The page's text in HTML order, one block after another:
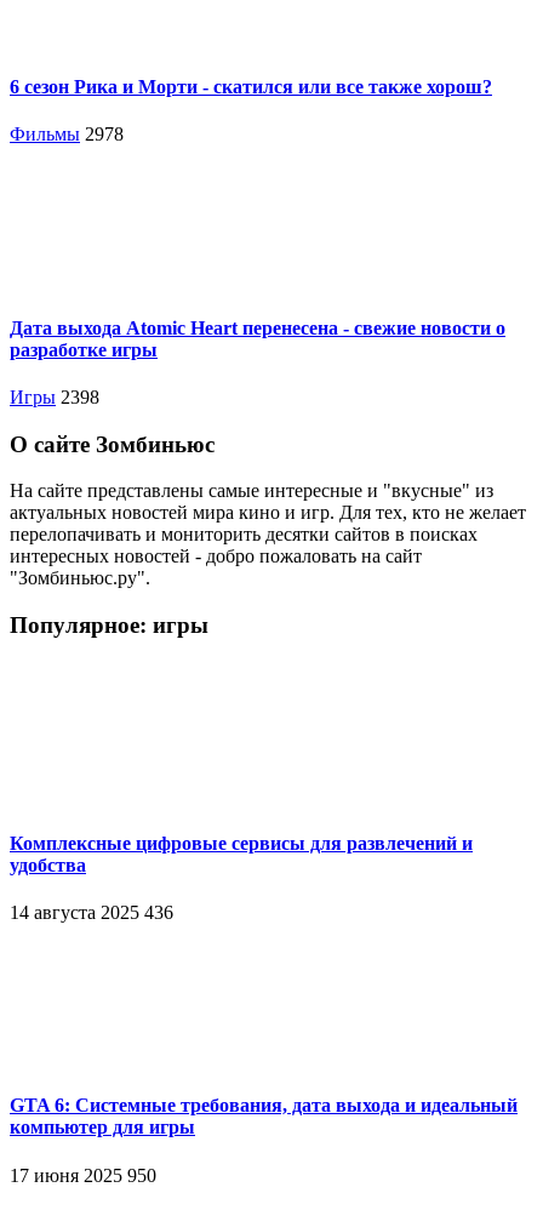
6 сезон Рика и Морти - скатился или все также хорош?
Фильмы 2978
Дата выхода Atomic Heart перенесена - свежие новости о
разработке игры
Игры 2398
О сайте Зомбиньюс
На сайте представлены самые интересные и "вкусные" из
актуальных новостей мира кино и игр. Для тех, кто не желает
перелопачивать и мониторить десятки сайтов в поисках
интересных новостей - добро пожаловать на сайт
"Зомбиньюс.ру".
Популярное: игры
Комплексные цифровые сервисы для развлечений и
удобства
14 августа 2025 436
GTA 6: Системные требования, дата выхода и идеальный
компьютер для игры
17 июня 2025 950